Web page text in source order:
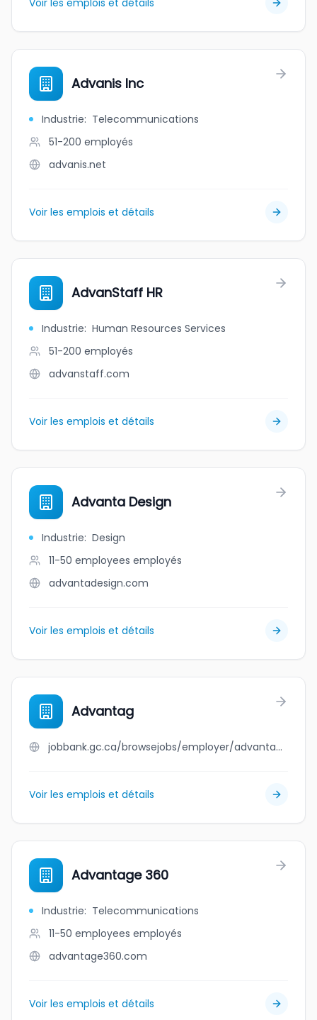
Voir les emplois et détails
Advanis Inc
Industrie: Telecommunications
51-200 employés
advanis.net
Voir les emplois et détails
AdvanStaff HR
Industrie: Human Resources Services
51-200 employés
advanstaff.com
Voir les emplois et détails
Advanta Design
Industrie: Design
11-50 employees employés
advantadesign.com
Voir les emplois et détails
Advantag
jobbank.gc.ca/browsejobs/employer/advantag/ca
Voir les emplois et détails
Advantage 360
Industrie: Telecommunications
11-50 employees employés
advantage360.com
Voir les emplois et détails